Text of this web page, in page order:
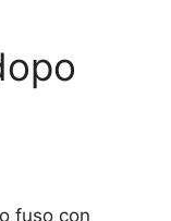
fuso con